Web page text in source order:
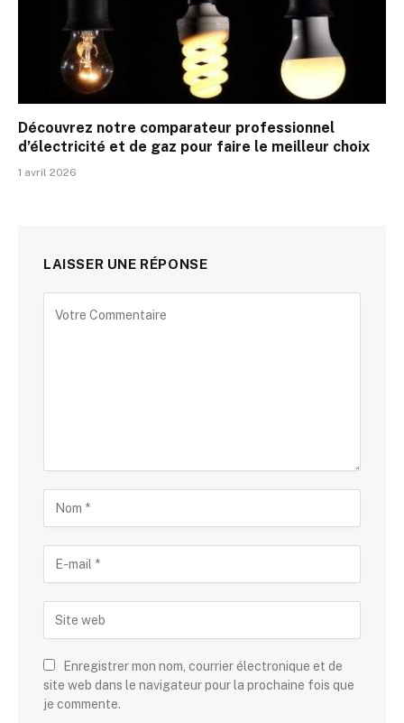
Découvrez notre comparateur professionnel
d’électricité et de gaz pour faire le meilleur choix
1 avril 2026
LAISSER UNE RÉPONSE
Enregistrer mon nom, courrier électronique et de
site web dans le navigateur pour la prochaine fois que
je commente.